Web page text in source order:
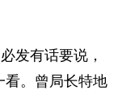
发有话要说，
看。曾局长特地